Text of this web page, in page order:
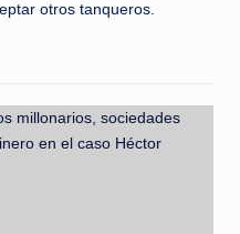
otros tanqueros.